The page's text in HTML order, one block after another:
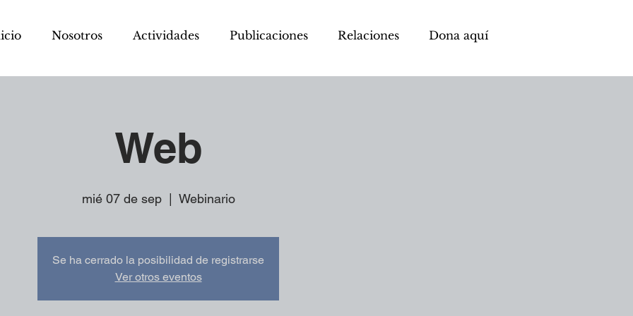
Nosotros Actividades Publicaciones Relaciones Dona aquí
Web
mié 07 de sep
  |
Webinario
Se ha cerrado la posibilidad de registrarse
Ver otros eventos